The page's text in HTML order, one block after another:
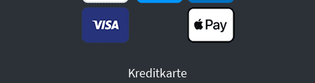
Kreditkarte